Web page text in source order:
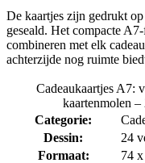
wenskaartenen
grotere boodschappen of
beschikbaar in
vindt voor de
cadeaulabels zijn ideaal
Verkrijgbaar in diverse
een extra speelse of
Genoeg ruimte
De kaartjes zijn gedrukt
geseald. Het compacte
combineren met elk
achterzijde nog ruimte
Cadeaukaartjes A7:
kaartenmolen –
Categorie:
Dessin:
24
Formaat:
74